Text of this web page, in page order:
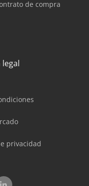
de compra
privacidad